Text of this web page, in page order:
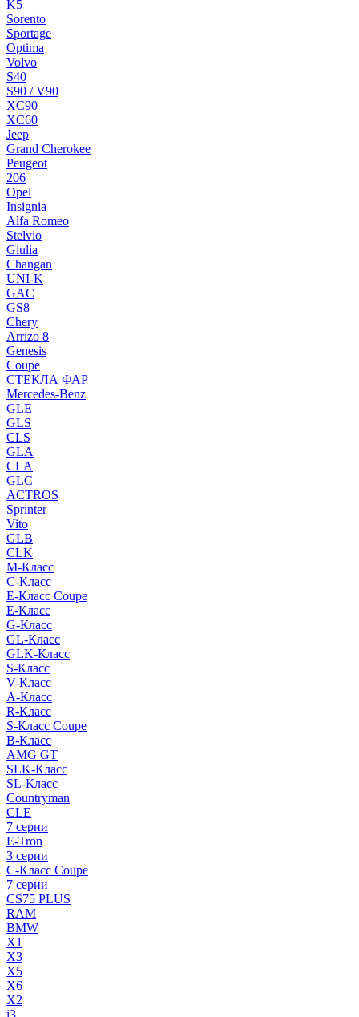
K5
Sorento
Sportage
Optima
Volvo
S40
S90 / V90
XC90
XC60
Jeep
Grand Cherokee
Peugeot
206
Opel
Insignia
Alfa Romeo
Stelvio
Giulia
Changan
UNI-K
GAC
GS8
Chery
Arrizo 8
Genesis
Coupe
СТЕКЛА ФАР
Mercedes-Benz
GLE
GLS
CLS
GLA
CLA
GLC
ACTROS
Sprinter
Vito
GLB
CLK
M-Класс
C-Класс
E-Класс Coupe
E-Класс
G-Класс
GL-Класс
GLK-Класс
S-Класс
V-Класс
A-Класс
R-Класс
S-Класс Сoupe
B-Класс
AMG GT
SLK-Класс
SL-Класс
Countryman
CLE
7 серии
E-Tron
3 серии
C-Класс Coupe
7 серии
CS75 PLUS
RAM
BMW
X1
X3
X5
X6
X2
i3